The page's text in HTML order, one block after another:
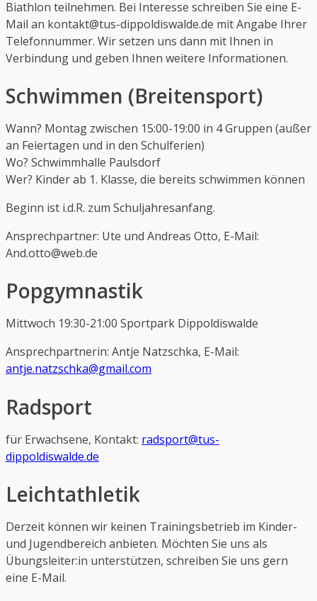
Biathlon teilnehmen. Bei Interesse schreiben Sie eine E-
Mail an kontakt@tus-dippoldiswalde.de mit Angabe Ihrer
Telefonnummer. Wir setzen uns dann mit Ihnen in
Verbindung und geben Ihnen weitere Informationen.
Schwimmen (Breitensport)
Wann? Montag zwischen 15:00-19:00 in 4 Gruppen (außer
an Feiertagen und in den Schulferien)
Wo? Schwimmhalle Paulsdorf
Wer? Kinder ab 1. Klasse, die bereits schwimmen können
Beginn ist i.d.R. zum Schuljahresanfang.
Ansprechpartner: Ute und Andreas Otto, E-Mail:
And.otto@web.de
Popgymnastik
Mittwoch 19:30-21:00 Sportpark Dippoldiswalde
Ansprechpartnerin: Antje Natzschka, E-Mail:
antje.natzschka@gmail.com
Radsport
für Erwachsene, Kontakt: radsport@tus-
dippoldiswalde.de
Leichtathletik
Derzeit können wir keinen Trainingsbetrieb im Kinder-
und Jugendbereich anbieten. Möchten Sie uns als
Übungsleiter:in unterstützen, schreiben Sie uns gern
eine E-Mail.